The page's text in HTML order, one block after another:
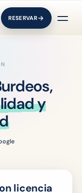
RESERVAR
y
licencia